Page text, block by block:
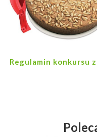
Regulamin konkursu